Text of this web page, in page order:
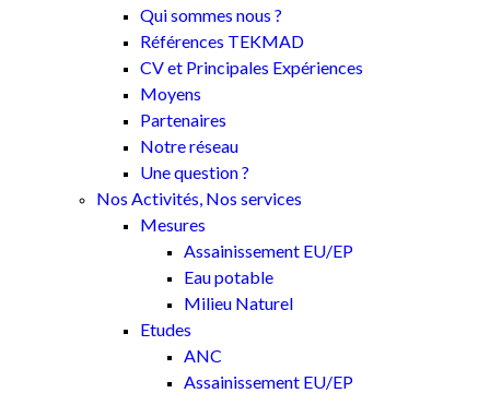
Qui sommes nous ?
Références TEKMAD
CV et Principales Expériences
Moyens
Partenaires
Notre réseau
Une question ?
Nos Activités, Nos services
Mesures
Assainissement EU/EP
Eau potable
Milieu Naturel
Etudes
ANC
Assainissement EU/EP